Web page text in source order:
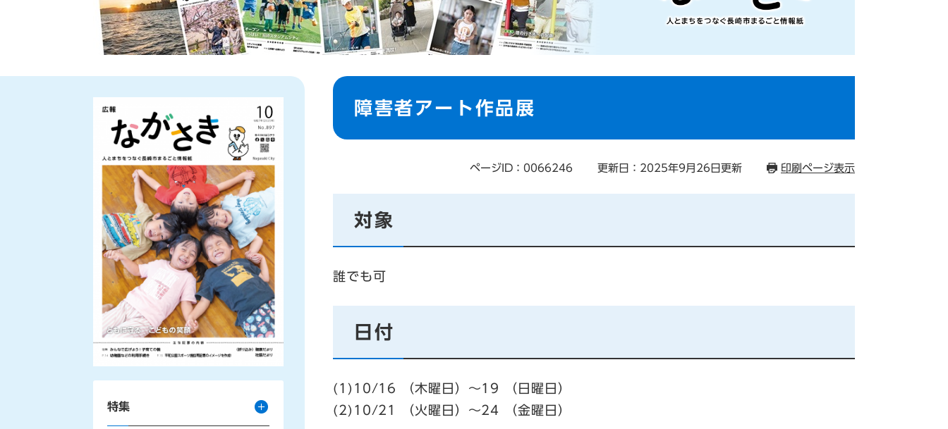
本
障害者アート作品展
ページID：0066246 更新日：2025年9月26日更新 印刷ページ表示
対象
誰でも可
日付
(1)10/16 （木曜日）〜19 （日曜日）
(2)10/21 （火曜日）〜24 （金曜日）
特集